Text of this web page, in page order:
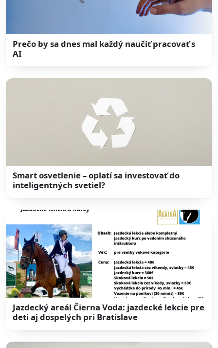
Prečo by sa dnes mal každý naučiť pracovať s
AI
Smart osvetlenie – oplatí sa investovať do
inteligentných svetiel?
Jazdecký areál Čierna Voda: jazdecké lekcie pre
deti aj dospelých pri Bratislave